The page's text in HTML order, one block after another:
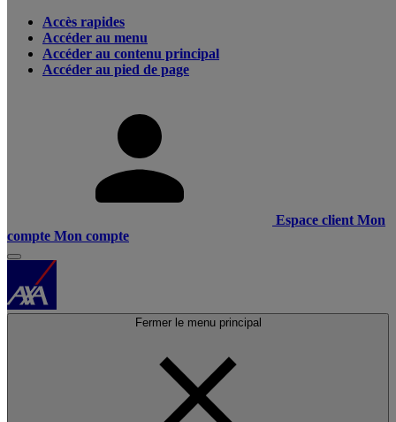
Accès rapides
Accéder au menu
Accéder au contenu principal
Accéder au pied de page
Espace client Mon
compte Mon compte
Fermer le menu principal